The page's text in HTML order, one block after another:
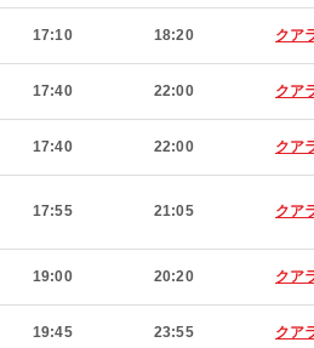
17:10 18:20 クア
17:40 22:00 クア
17:40 22:00 クア
17:55 21:05 クア
19:00 20:20 クア
19:45 23:55 クア